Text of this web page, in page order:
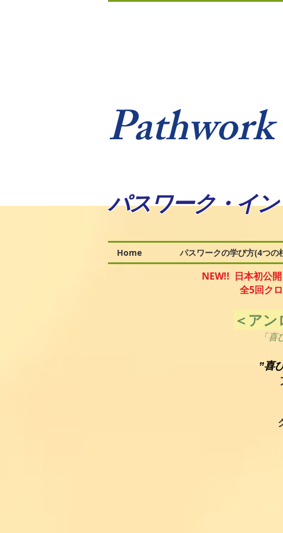
パスワーク・イ
Home パスワークの学び方(4つの
NEW!! 日本初公
全5回クロー
＜ア
「
”喜